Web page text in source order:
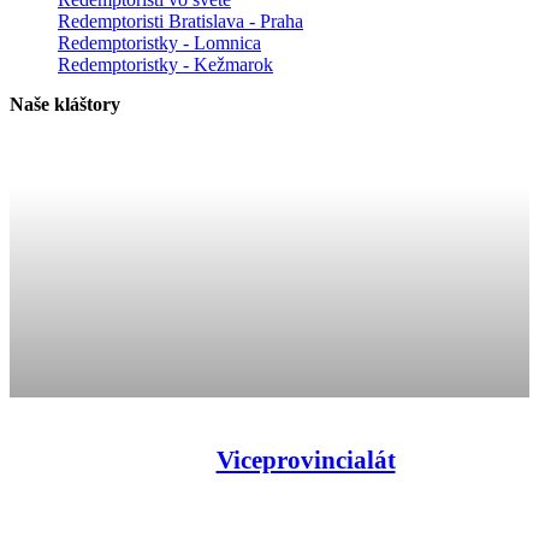
Redemptoristi Bratislava - Praha
Redemptoristky - Lomnica
Redemptoristky - Kežmarok
Naše kláštory
Viceprovincialát